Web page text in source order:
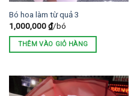
Bó hoa làm từ quả 3
1,000,000₫/bó
THÊM VÀO GIỎ HÀNG